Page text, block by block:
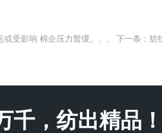
或受影响 棉企压力暂缓。。。 下一条：纺
千，纺出精品